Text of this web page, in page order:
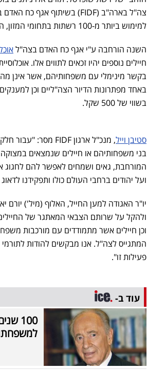
צה"ל בארה"ב (FIDF
למימוש ביותר מ-100 רשתות בתחומי המזון, ההלבשה והפנאי ובחנויות כוורת הפרוסות ביחידות צה"ל.
השנה הורחבה ע"י אגף כח האדם בצה"ל
חיילים נוספים יהיו זכאים לתווים אלו.
בקשר מינימלי עם משפחותיהם, אשר אינן
באחד מפתרונות הדיור הצה"ליים וכן
בשווי של 500 שקל.
סטיבן וייל, מנכ"ל ארגוןFIDF מסר: "עבור
בני משפחותיהם או חיילים שנמצאים
המורחבת, גאים ושמחים לאפשר להם לחגוג
ועל יהודים ברחבי העולם כולו ותפקידנו
יו"ר האגודה למען החייל, האלוף (מיל') יורם
ולהקל על שרותם הצבאי המאתגר של
וכן חיילים אשר מתמודדים עם מורכבות
המתגייס לצה"ל. אנו מבקשים להודות לתורמי
פעילות זו".
עוד ב-
100